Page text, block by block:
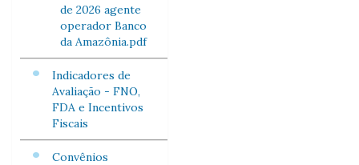
de 2026 agente
operador Banco
da Amazônia.pdf
Indicadores de
Avaliação - FNO,
FDA e Incentivos
Fiscais
Convênios